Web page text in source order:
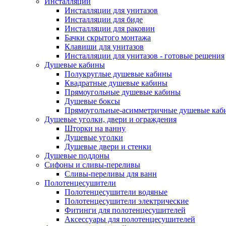
Инсталляции для унитазов
Инсталляции для биде
Инсталляции для раковин
Бачки скрытого монтажа
Клавиши для унитазов
Инсталляции для унитазов - готовые решения
Душевые кабины
Полукруглые душевые кабины
Квадратные душевые кабины
Прямоугольные душевые кабины
Душевые боксы
Прямоугольные-асимметричные душевые
Душевые уголки, двери и ограждения
Шторки на ванну
Душевые уголки
Душевые двери и стенки
Душевые поддоны
Сифоны и сливы-переливы
Сливы-переливы для ванн
Полотенцесушители
Полотенцесушители водяные
Полотенцесушители электрические
Фитинги для полотенцесушителей
Аксессуары для полотенцесушителей